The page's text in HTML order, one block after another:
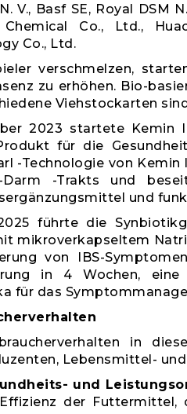
V., Basf SE, Royal DSM
Chemical Co., Ltd.,
Co., Ltd.
verschmelzen,
zu erhöhen. Bio-
Viehstockarten
2023 startete Kemin
für die
-Technologie von
Darm -Trakts und
und
führte die
mikroverkapseltem
von IBS-
in 4 Wochen,
für das
in
Lebensmittel-
und
der Futtermittel,